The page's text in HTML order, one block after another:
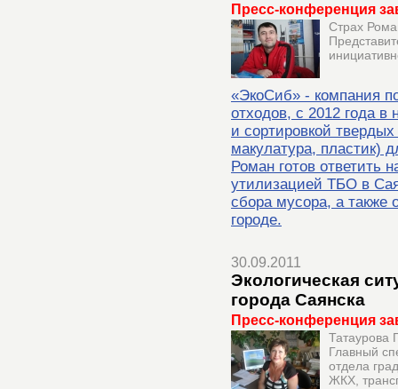
Пресс-конференция
Страх
«ЭкоСиб» - компания
отходов, с 2012 года
и сортировкой
макулатура, пластик)
Роман готов ответить
утилизацией ТБО в
сбора мусора, а также
городе.
30.09.2011
Экологическая
города Саянска
Пресс-конференция
Татаурова
Главный
отдела
ЖКХ,